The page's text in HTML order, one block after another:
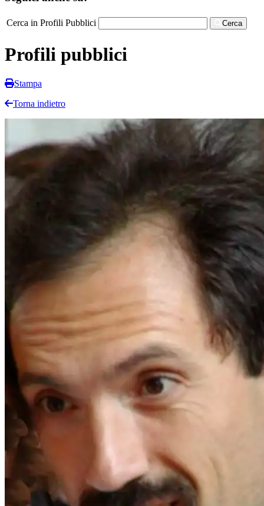
Cerca in Profili Pubblici Cerca
Profili pubblici
Stampa
Torna indietro